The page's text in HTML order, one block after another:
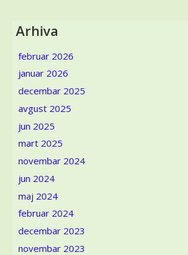
Arhiva
februar 2026
januar 2026
decembar 2025
avgust 2025
jun 2025
mart 2025
novembar 2024
jun 2024
maj 2024
februar 2024
decembar 2023
novembar 2023